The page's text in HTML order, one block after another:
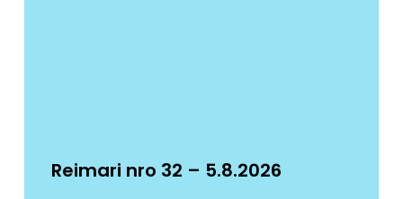
Reimari nro 32 – 5.8.2026